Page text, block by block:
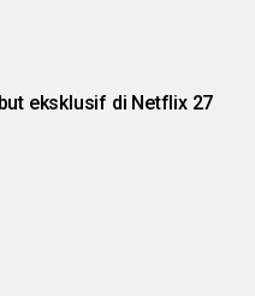
eksklusif di Netflix 27